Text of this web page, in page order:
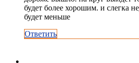
будет более хорошим. и слегка
будет меньше
Ответить